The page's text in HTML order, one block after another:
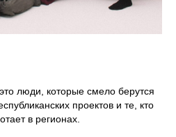
люди, которые смело берутся
проектов и те, кто
в регионах.